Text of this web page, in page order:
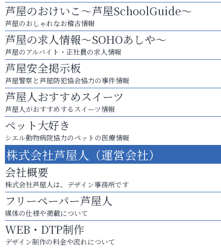
芦屋のおけいこ～芦屋SchoolGuide～
芦屋のおしゃれなお稽古情報
芦屋の求人情報～SOHOあしや～
芦屋のアルバイト・正社員の求人情報
芦屋安全掲示板
芦屋警察と芦屋防犯協会協力の事件情報
芦屋人おすすめスイーツ
芦屋人がおすすめするスイーツ情報
ペット大好き
シエル動物病院協力のペットの医療情報
株式会社芦屋人（運営会社）
会社概要
株式会社芦屋人は、デザイン事務所です
フリーペーパー芦屋人
媒体の仕様や掲載について
WEB・DTP制作
デザイン制作の料金や流れについて